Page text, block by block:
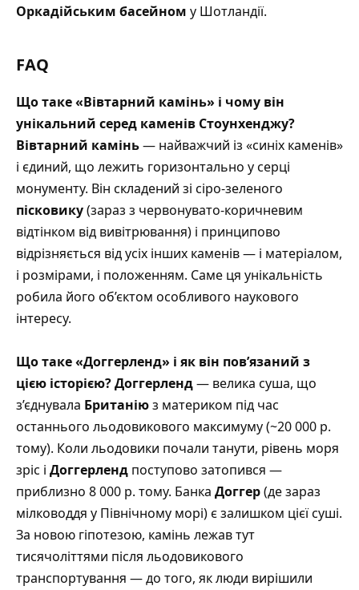
Оркадійським басейном у Шотландії.
FAQ
Що таке «Вівтарний камінь» і чому він
унікальний серед каменів Стоунхенджу?
Вівтарний камінь— найважчий із «синіх каменів»
і єдиний, що лежить горизонтально у серці
монументу. Він складений зі сіро-зеленого
пісковику(зараз з червонувато-коричневим
відтінком від вивітрювання) і принципово
відрізняється від усіх інших каменів — і матеріалом,
і розмірами, і положенням. Саме ця унікальність
робила його об’єктом особливого наукового
інтересу.
Що таке «Доггерленд» і як він пов’язаний з
цією історією?Доггерленд— велика суша, що
з’єднувала Британіюз материком під час
останнього льодовикового максимуму (~20 000 р.
тому). Коли льодовики почали танути, рівень моря
зріс і Доггерленд поступово затопився —
приблизно 8 000 р. тому. Банка Доггер(де зараз
мілководдя у Північному морі) є залишком цієї суші.
За новою гіпотезою, камінь лежав тут
тисячоліттями після льодовикового
транспортування — до того, як люди вирішили